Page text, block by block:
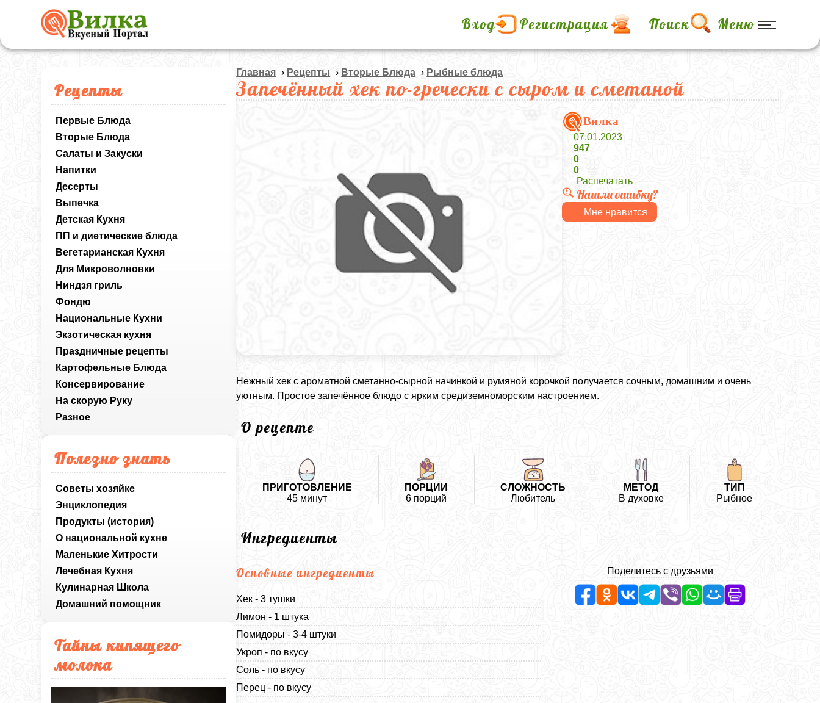
Вход Регистрация Поиск Меню
Рецепты
Первые Блюда
Вторые Блюда
Салаты и Закуски
Напитки
Десерты
Выпечка
Детская Кухня
ПП и диетические блюда
Вегетарианская Кухня
Для Микроволновки
Ниндзя гриль
Фондю
Национальные Кухни
Экзотическая кухня
Праздничные рецепты
Картофельные Блюда
Консервирование
На скорую Руку
Разное
Полезно знать
Советы хозяйке
Энциклопедия
Продукты (история)
О национальной кухне
Маленькие Хитрости
Лечебная Кухня
Кулинарная Школа
Домашний помощник
Тайны кипящего
молока
Главная › Рецепты › Вторые Блюда › Рыбные блюда
Запечённый хек по-гречески с сыром и сметаной
Вилка
07.01.2023
947
0
0
Распечатать
Нашли ошибку?
Мне нравится
Нежный хек с ароматной сметанно-сырной начинкой и румяной корочкой получается сочным, домашним и очень
уютным. Простое запечённое блюдо с ярким средиземноморским настроением.
О рецепте
ПРИГОТОВЛЕНИЕ
45 минут
ПОРЦИИ
6 порций
СЛОЖНОСТЬ
Любитель
МЕТОД
В духовке
ТИП
Рыбное
Ингредиенты
Основные ингредиенты
Хек - 3 тушки
Лимон - 1 штука
Помидоры - 3-4 штуки
Укроп - по вкусу
Соль - по вкусу
Перец - по вкусу
Поделитесь с друзьями